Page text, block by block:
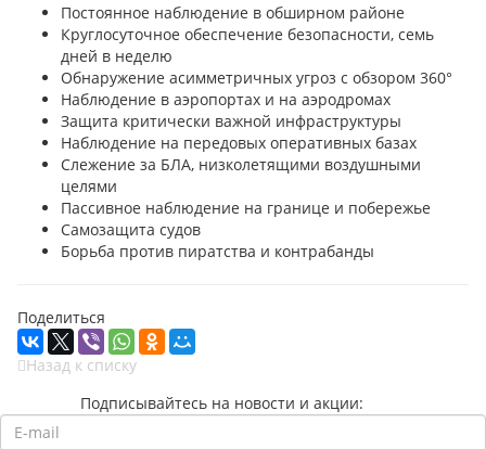
Постоянное наблюдение в обширном районе
Круглосуточное обеспечение безопасности, семь
дней в неделю
Обнаружение асимметричных угроз с обзором 360°
Наблюдение в аэропортах и на аэродромах
Защита критически важной инфраструктуры
Наблюдение на передовых оперативных базах
Слежение за БЛА, низколетящими воздушными
целями
Пассивное наблюдение на границе и побережье
Самозащита судов
Борьба против пиратства и контрабанды
Поделиться
Назад к списку
Подписывайтесь на новости и акции: